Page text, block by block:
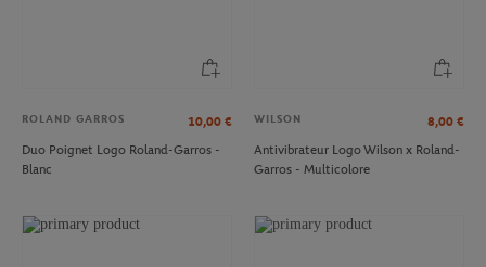
ROLAND GARROS 10,00 €
Duo Poignet Logo Roland-Garros -
Blanc
WILSON 8,00 €
Antivibrateur Logo Wilson x Roland-
Garros - Multicolore